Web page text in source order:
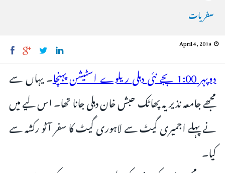
سفریات
April 4, 2019
دوپہر 1:00 بجے نئی دہلی ریلوے اسٹیشن پہنچا
۔ یہاں سے
مجھے جامعہ نذیریہ پھاٹک حبش خان دہلی جانا تھا۔ اس لیے میں
نے پہلے اجمیری گیٹ سے لاہوری گیٹ کا سفر آٹو رکشہ سے
کیا۔